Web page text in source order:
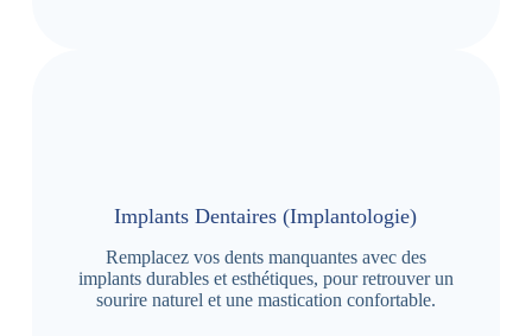
Implants Dentaires (Implantologie)
Remplacez vos dents manquantes avec des
implants durables et esthétiques, pour retrouver un
sourire naturel et une mastication confortable.